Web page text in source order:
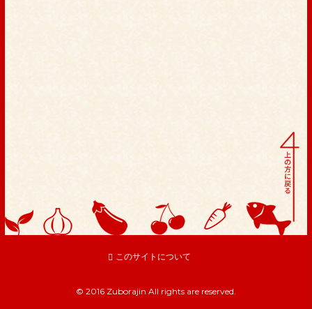
このサイトについて
© 2016 Zuborajin All rights are reserved.